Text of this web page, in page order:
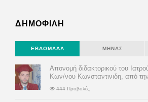
ΔΗΜΟΦΙΛΗ
ΕΒΔΟΜΆΔΑ ΜΉΝΑΣ
Απονομή διδακτορικού του
Κων/νου Κωνσταντινιδη, από
444 Προβολές